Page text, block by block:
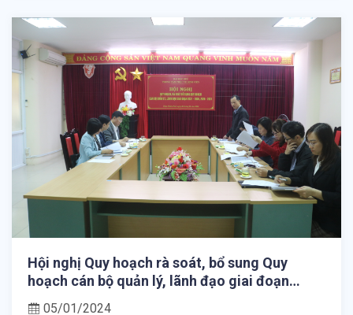
Hội nghị Quy hoạch rà soát, bổ sung Quy
hoạch cán bộ quản lý, lãnh đạo giai đoạn
2021-2026, 2026-2031
05/01/2024